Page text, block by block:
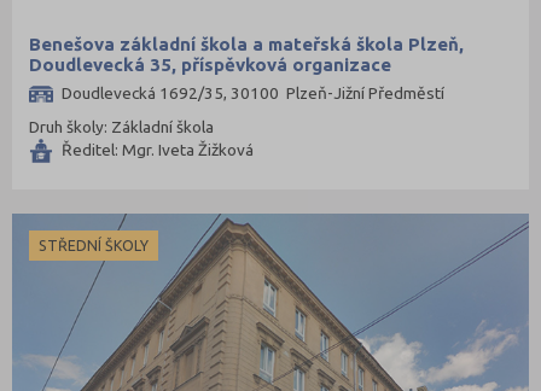
Benešova základní škola a mateřská škola Plzeň,
Doudlevecká 35, příspěvková organizace
Doudlevecká 1692/35, 30100 Plzeň-Jižní Předměstí
Druh školy: Základní škola
Ředitel: Mgr. Iveta Žižková
STŘEDNÍ ŠKOLY